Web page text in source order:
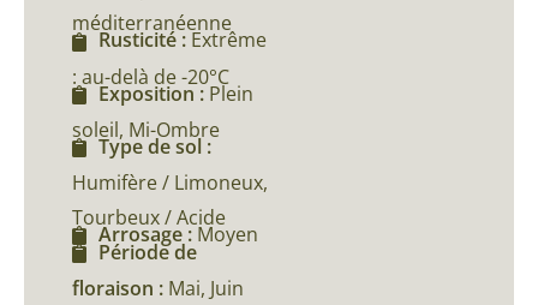
méditerranéenne
Rusticité : Extrême
: au-delà de -20°C
Exposition :Plein
soleil, Mi-Ombre
Type de sol :
Humifère / Limoneux,
Tourbeux / Acide
Arrosage : Moyen
Période de
floraison : Mai, Juin